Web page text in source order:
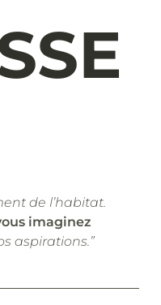
de l’habitat.
imaginez
aspirations.”